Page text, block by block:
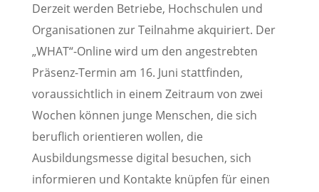
Derzeit werden Betriebe, Hochschulen und
Organisationen zur Teilnahme akquiriert. Der
„WHAT“-Online wird um den angestrebten
Präsenz-Termin am 16. Juni stattfinden,
voraussichtlich in einem Zeitraum von zwei
Wochen können junge Menschen, die sich
beruflich orientieren wollen, die
Ausbildungsmesse digital besuchen, sich
informieren und Kontakte knüpfen für einen